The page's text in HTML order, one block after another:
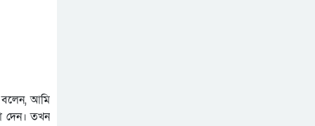
বলেন, আমি
দেন। তখন